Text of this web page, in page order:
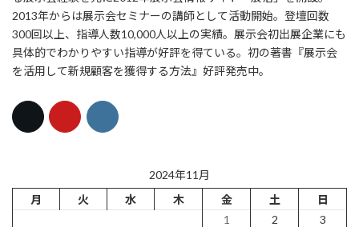
2013年からは展示会セミナーの講師として活動開始。登壇回数
300回以上、指導人数10,000人以上の実績。展示会初出展企業にも
具体的でわかりやすい指導が好評を得ている。初の著書『展示会
を活用して新規顧客を獲得する方法』好評発売中。
2024年11月
月
火 水 木 金 土
日
1
2
3